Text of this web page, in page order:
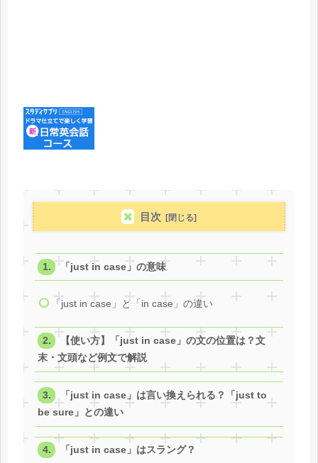
目次
「just in case」の意味
「just in case」と「in case」の違い
【使い方】「just in case」の文の位置は？文
末・文頭など例文で解説
「just in case」は言い換えられる？「just to
be sure」との違い
「just in case」はスラング？